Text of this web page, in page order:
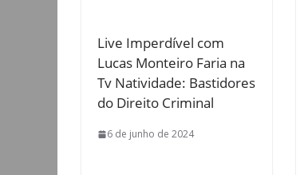
Live Imperdível com
Lucas Monteiro Faria na
Tv Natividade: Bastidores
do Direito Criminal
6 de junho de 2024